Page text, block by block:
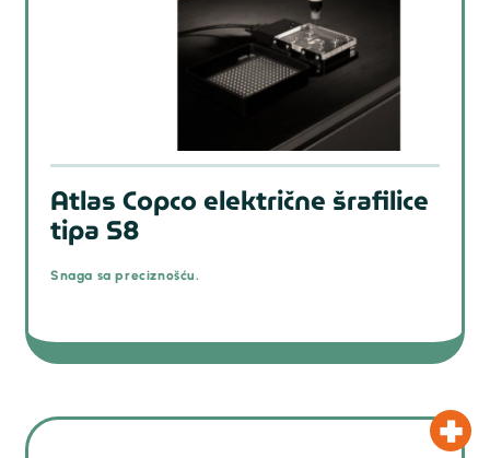
Atlas Copco električne šrafilice
tipa S8
Snaga sa preciznošću.